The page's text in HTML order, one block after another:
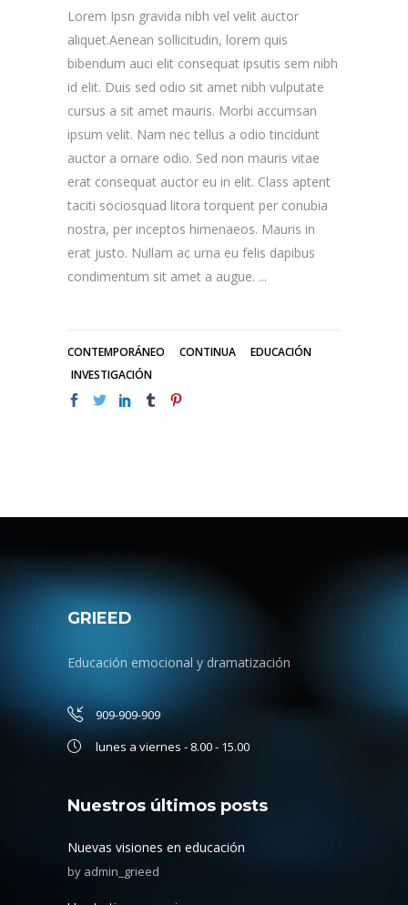
Lorem Ipsn gravida nibh vel velit auctor
aliquet.Aenean sollicitudin, lorem quis
bibendum auci elit consequat ipsutis sem nibh
id elit. Duis sed odio sit amet nibh vulputate
cursus a sit amet mauris. Morbi accumsan
ipsum velit. Nam nec tellus a odio tincidunt
auctor a ornare odio. Sed non mauris vitae
erat consequat auctor eu in elit. Class aptent
taciti sociosquad litora torquent per conubia
nostra, per inceptos himenaeos. Mauris in
erat justo. Nullam ac urna eu felis dapibus
condimentum sit amet a augue.
CONTEMPORÁNEO CONTINUA
EDUCACIÓN
INVESTIGACIÓN
GRIEED
Educación emocional y dramatización
909-909-909
lunes a viernes - 8.00 - 15.00
Nuestros últimos posts
Nuevas visiones en educación
by admin_grieed